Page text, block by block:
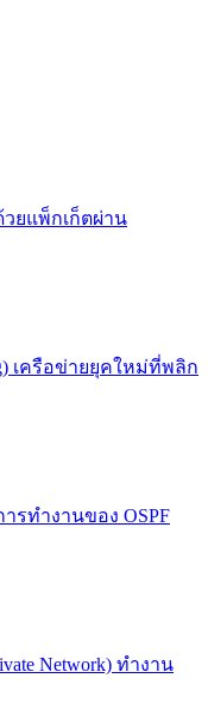
ยแพ็กเก็ตผ่าน
เครือข่ายยุคใหม่ที่พลิก
ารทำงานของ OSPF
Network) ทำงาน